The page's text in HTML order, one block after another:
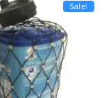
Sale!